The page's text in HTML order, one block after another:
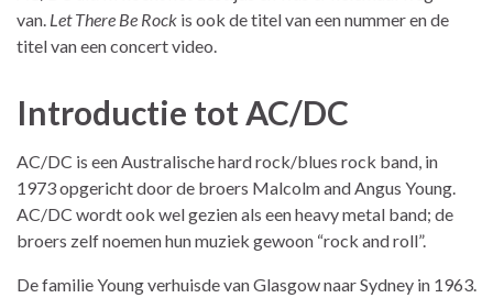
van. Let There Be Rock is ook de titel van een nummer en de
titel van een concert video.
Introductie tot AC/DC
AC/DC is een Australische hard rock/blues rock band, in
1973 opgericht door de broers Malcolm and Angus Young.
AC/DC wordt ook wel gezien als een heavy metal band; de
broers zelf noemen hun muziek gewoon “rock and roll”.
De familie Young verhuisde van Glasgow naar Sydney in 1963.